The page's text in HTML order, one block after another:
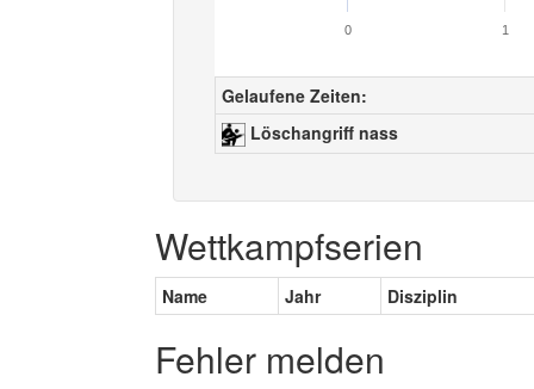
0 1
Gelaufene Zeiten:
Löschangriff nass
Wettkampfserien
Name Jahr Disziplin
Fehler melden